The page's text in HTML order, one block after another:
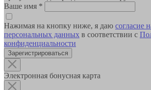
Ваше имя *
Нажимая на кнопку ниже, я даю согласие
персональных данных в соответствии с
конфиденциальности
Зарегистрироваться
Электронная бонусная карта